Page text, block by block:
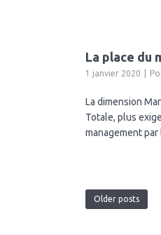
La place du
1 janvier 2020
La dimension
Totale, plus
management
Older posts